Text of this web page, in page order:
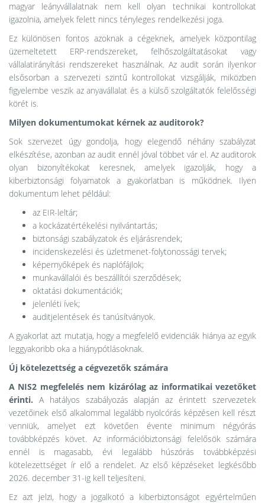
magyar leányvállalatnak nem kell olyan technikai kontrollokat
igazolnia, amelyek felett nincs tényleges rendelkezési joga.
Ez különösen fontos azoknak a cégeknek, amelyek központilag
üzemeltetett ERP-rendszereket, felhőszolgáltatásokat vagy
vállalatirányítási rendszereket használnak. Az audit során ilyenkor
elsősorban a szervezeti szintű kontrollokat vizsgálják, miközben
figyelembe veszik az anyavállalat és a külső szolgáltatók felelősségi
körét is.
Milyen dokumentumokat kérnek az auditorok?
Sok szervezet úgy gondolja, hogy elegendő néhány szabályzat
elkészítése, azonban az audit ennél jóval többet vár el. Az auditorok
olyan bizonyítékokat keresnek, amelyek igazolják, hogy a
kiberbiztonsági folyamatok a gyakorlatban is működnek. Ilyen
dokumentum lehet például:
az EIR-leltár;
a kockázatértékelési nyilvántartás;
biztonsági szabályzatok és eljárásrendek;
incidenskezelési és üzletmenet-folytonossági tervek;
képernyőképek és naplófájlok;
munkavállalói és beszállítói szerződések;
oktatási dokumentációk;
jelenléti ívek;
auditjelentések és tanúsítványok.
A gyakorlat azt mutatja, hogy a megfelelő evidenciák hiánya az egyik
leggyakoribb oka a hiánypótlásoknak.
Új kötelezettség a cégvezetők számára
A NIS2 megfelelés nem kizárólag az informatikai vezetőket
érinti. A hatályos szabályozás alapján az érintett szervezetek
vezetőinek első alkalommal legalább nyolcórás képzésen kell részt
venniük, amelyet ezt követően évente minimum négyórás
továbbképzés követ. Az információbiztonsági felelősök számára
ennél is magasabb, évi legalább húszórás továbbképzési
kötelezettséget ír elő a rendelet. Az első képzéseket legkésőbb
2026. december 31-ig kell teljesíteni.
Ez azt jelzi, hogy a jogalkotó a kiberbiztonságot egyértelműen